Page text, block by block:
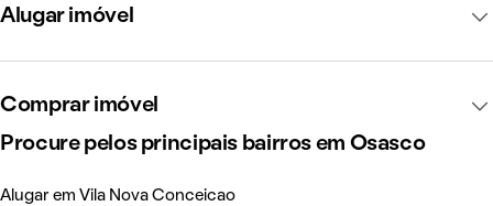
Alugar imóvel
Comprar imóvel
Procure pelos principais bairros em Osasco
Alugar em Vila Nova Conceicao